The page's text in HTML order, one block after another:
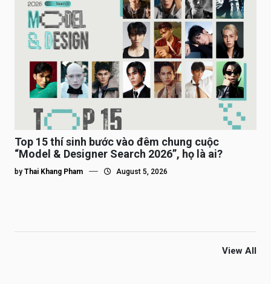
Top 15 thí sinh bước vào đêm chung cuộc
“Model & Designer Search 2026”, họ là ai?
by Thai Khang Pham August 5, 2026
View All